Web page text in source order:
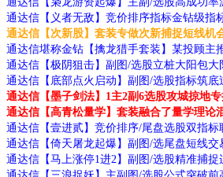
通达信【次新股】套装专做次新捕捉短线机
通达信【极阴狙击】副图/选股立桩大阳包
通达信【墨子剑法】1主2副6选股攻城掠地
通达信【壹进贰】竞价排序/尾盘选股双指标
通达信【马上涨停1进2】副图/选股精准捕捉